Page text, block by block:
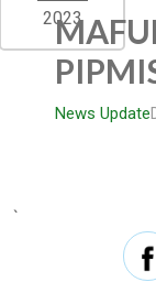
2023
News Update
`